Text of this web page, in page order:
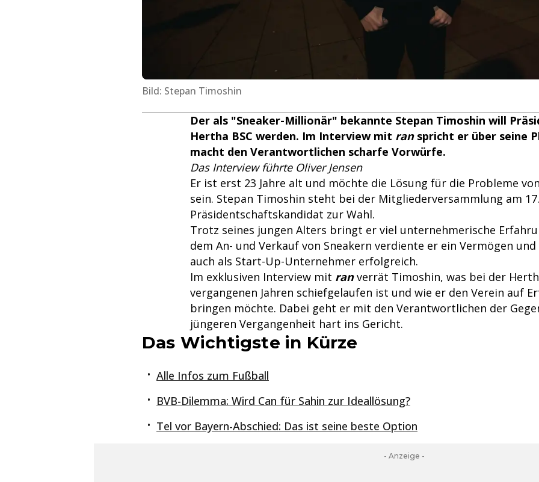
Bild: Stepan Timoshin
Der als "Sneaker-Millionär" bekannte Stepan Timoshin will
Hertha BSC werden. Im Interview mit ranspricht er über seine
macht den Verantwortlichen scharfe Vorwürfe.
Das Interview führte Oliver Jensen
Er ist erst 23 Jahre alt und möchte die Lösung für die Probleme von
sein. Stepan Timoshin steht bei der Mitgliederversammlung am
Präsidentschaftskandidat zur Wahl.
Trotz seines jungen Alters bringt er viel unternehmerische
dem An- und Verkauf von Sneakern verdiente er ein Vermögen
auch als Start-Up-Unternehmer erfolgreich.
Im exklusiven Interview mit ranverrät Timoshin, was bei der
vergangenen Jahren schiefgelaufen ist und wie er den Verein auf
bringen möchte. Dabei geht er mit den Verantwortlichen der
jüngeren Vergangenheit hart ins Gericht.
Das Wichtigste in Kürze
Alle Infos zum Fußball
BVB-Dilemma: Wird Can für Sahin zur Ideallösung?
Tel vor Bayern-Abschied: Das ist seine beste Option
- Anzeige -